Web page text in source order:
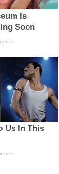
Is
Soon
Us In This